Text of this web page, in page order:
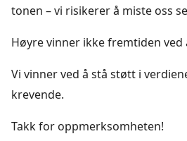
tonen – vi risikerer å miste oss
Høyre vinner ikke fremtiden ved
Vi vinner ved å stå støtt i
krevende.
Takk for oppmerksomheten!